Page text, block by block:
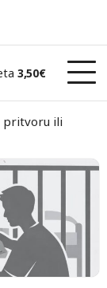
3,50€
pritvoru ili